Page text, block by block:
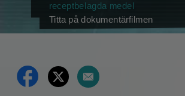
receptbelagda medel
Titta på dokumentärfilmen